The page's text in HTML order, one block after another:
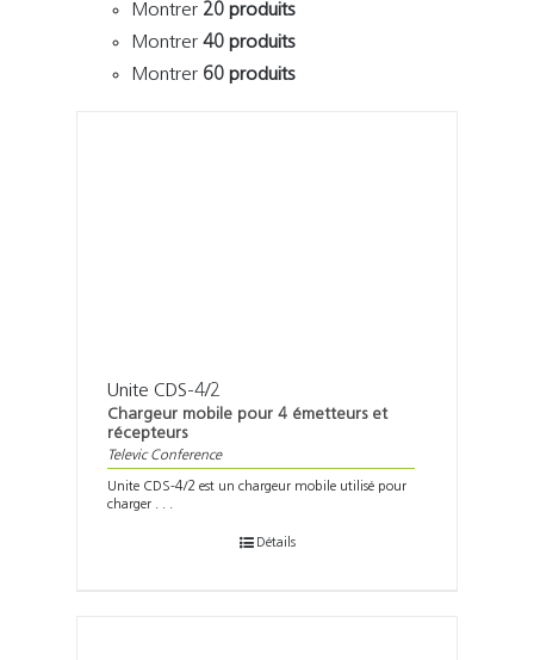
Montrer 20 produits
Montrer 40 produits
Montrer 60 produits
Unite CDS-4/2
Chargeur mobile pour 4 émetteurs et
récepteurs
Televic Conference
Unite CDS-4/2 est un chargeur mobile utilisé pour
charger . . .
Détails